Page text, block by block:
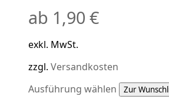
ab 1,90 €
exkl. MwSt.
zzgl. Versandkosten
Ausführung wählen Dieses
Produkt
Zur